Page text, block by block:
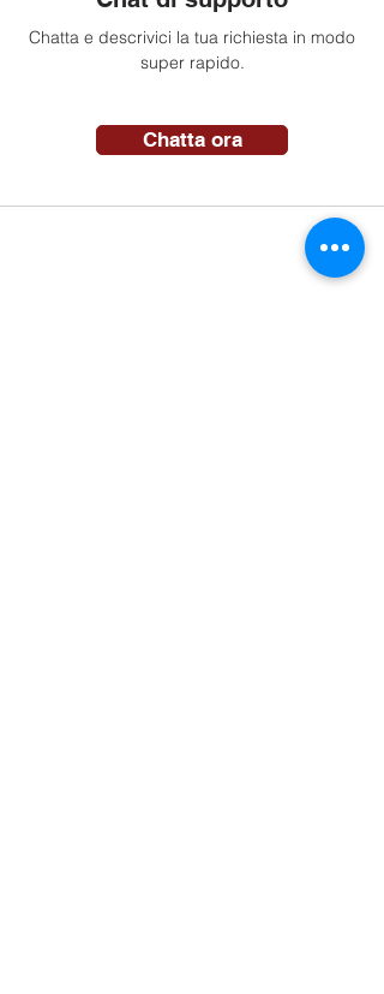
Chatta e descrivici la tua richiesta in modo
super rapido.
Chatta ora